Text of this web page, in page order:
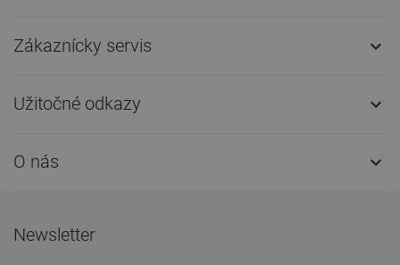
Zákaznícky servis 
Užitočné odkazy 
O nás 
Newsletter